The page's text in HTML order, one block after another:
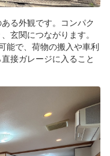
る外観です。コンパク
玄関につながります。
能で、荷物の搬入や車利
接ガレージに入ること